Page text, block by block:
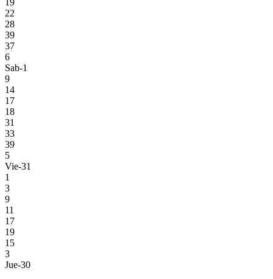
22
28
39
37
6
Sab-1
9
14
17
18
31
33
39
5
Vie-31
1
3
9
11
17
19
15
3
Jue-30